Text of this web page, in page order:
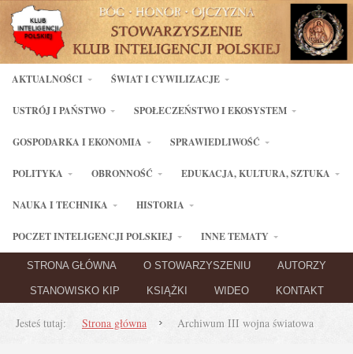
AKTUALNOŚCI ŚWIAT I CYWILIZACJE
USTRÓJ I PAŃSTWO SPOŁECZEŃSTWO I EKOSYSTEM
GOSPODARKA I EKONOMIA SPRAWIEDLIWOŚĆ
POLITYKA OBRONNOŚĆ EDUKACJA, KULTURA, SZTUKA
NAUKA I TECHNIKA HISTORIA
POCZET INTELIGENCJI POLSKIEJ INNE TEMATY
STRONA GŁÓWNA O STOWARZYSZENIU AUTORZY
STANOWISKO KIP KSIĄŻKI WIDEO KONTAKT
Jesteś tutaj: Strona główna Archiwum III wojna światowa